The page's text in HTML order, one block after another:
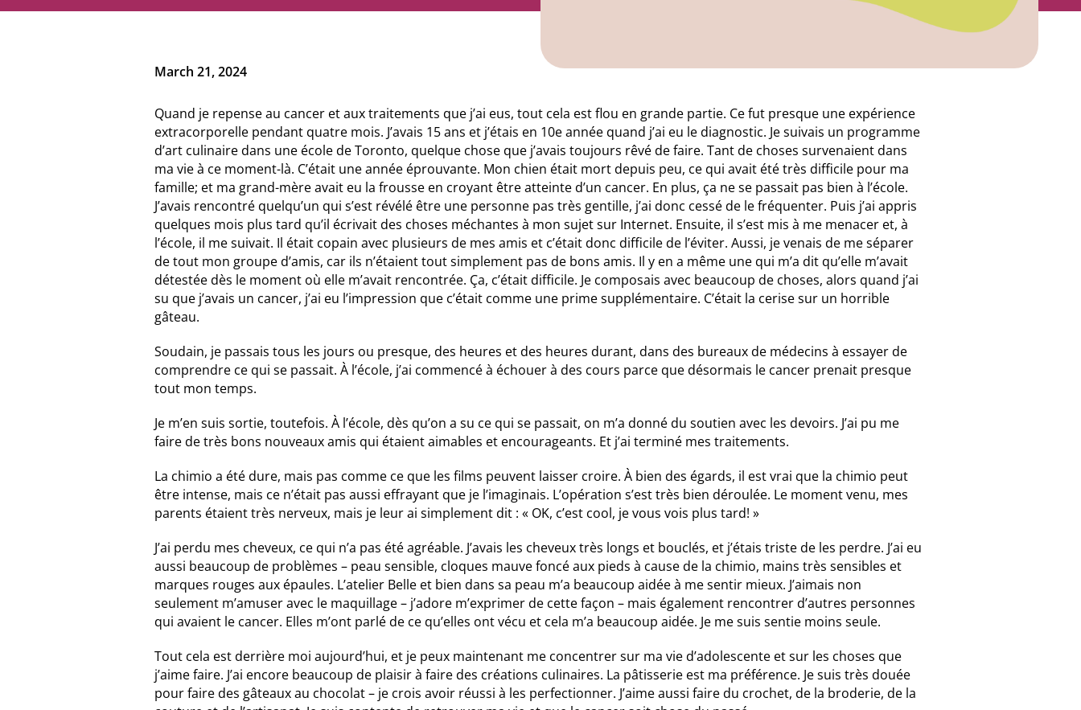
March 21, 2024
Quand je repense au cancer et aux traitements que j’ai eus, tout cela est flou en grande partie. Ce fut presque une expérience
extracorporelle pendant quatre mois. J’avais 15 ans et j’étais en 10e année quand j’ai eu le diagnostic. Je suivais un programme
d’art culinaire dans une école de Toronto, quelque chose que j’avais toujours rêvé de faire. Tant de choses survenaient dans
ma vie à ce moment-là. C’était une année éprouvante. Mon chien était mort depuis peu, ce qui avait été très difficile pour ma
famille; et ma grand-mère avait eu la frousse en croyant être atteinte d’un cancer. En plus, ça ne se passait pas bien à l’école.
J’avais rencontré quelqu’un qui s’est révélé être une personne pas très gentille, j’ai donc cessé de le fréquenter. Puis j’ai appris
quelques mois plus tard qu’il écrivait des choses méchantes à mon sujet sur Internet. Ensuite, il s’est mis à me menacer et, à
l’école, il me suivait. Il était copain avec plusieurs de mes amis et c’était donc difficile de l’éviter. Aussi, je venais de me séparer
de tout mon groupe d’amis, car ils n’étaient tout simplement pas de bons amis. Il y en a même une qui m’a dit qu’elle m’avait
détestée dès le moment où elle m’avait rencontrée. Ça, c’était difficile. Je composais avec beaucoup de choses, alors quand j’ai
su que j’avais un cancer, j’ai eu l’impression que c’était comme une prime supplémentaire. C’était la cerise sur un horrible
gâteau.
Soudain, je passais tous les jours ou presque, des heures et des heures durant, dans des bureaux de médecins à essayer de
comprendre ce qui se passait. À l’école, j’ai commencé à échouer à des cours parce que désormais le cancer prenait presque
tout mon temps.
Je m’en suis sortie, toutefois. À l’école, dès qu’on a su ce qui se passait, on m’a donné du soutien avec les devoirs. J’ai pu me
faire de très bons nouveaux amis qui étaient aimables et encourageants. Et j’ai terminé mes traitements.
La chimio a été dure, mais pas comme ce que les films peuvent laisser croire. À bien des égards, il est vrai que la chimio peut
être intense, mais ce n’était pas aussi effrayant que je l’imaginais. L’opération s’est très bien déroulée. Le moment venu, mes
parents étaient très nerveux, mais je leur ai simplement dit : « OK, c’est cool, je vous vois plus tard! »
J’ai perdu mes cheveux, ce qui n’a pas été agréable. J’avais les cheveux très longs et bouclés, et j’étais triste de les perdre. J’ai eu
aussi beaucoup de problèmes – peau sensible, cloques mauve foncé aux pieds à cause de la chimio, mains très sensibles et
marques rouges aux épaules. L’atelier Belle et bien dans sa peau m’a beaucoup aidée à me sentir mieux. J’aimais non
seulement m’amuser avec le maquillage – j’adore m’exprimer de cette façon – mais également rencontrer d’autres personnes
qui avaient le cancer. Elles m’ont parlé de ce qu’elles ont vécu et cela m’a beaucoup aidée. Je me suis sentie moins seule.
Tout cela est derrière moi aujourd’hui, et je peux maintenant me concentrer sur ma vie d’adolescente et sur les choses que
j’aime faire. J’ai encore beaucoup de plaisir à faire des créations culinaires. La pâtisserie est ma préférence. Je suis très douée
pour faire des gâteaux au chocolat – je crois avoir réussi à les perfectionner. J’aime aussi faire du crochet, de la broderie, de la